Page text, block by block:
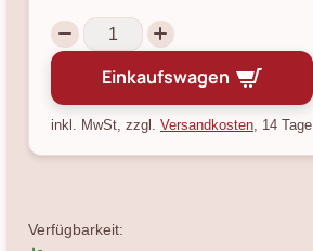
Einkaufswagen
inkl. MwSt, zzgl. Versandkosten, 14 Tage
Verfügbarkeit: